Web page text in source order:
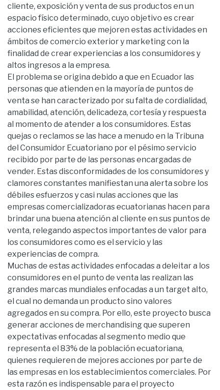
cliente, exposición y venta de sus productos en un
espacio físico determinado, cuyo objetivo es crear
acciones eficientes que mejoren estas actividades en
ámbitos de comercio exterior y marketing con la
finalidad de crear experiencias a los consumidores y
altos ingresos a la empresa.
El problema se origina debido a que en Ecuador las
personas que atienden en la mayoría de puntos de
venta se han caracterizado por su falta de cordialidad,
amabilidad, atención, delicadeza, cortesía y respuesta
al momento de atender a los consumidores. Estas
quejas o reclamos se las hace a menudo en la Tribuna
del Consumidor Ecuatoriano por el pésimo servicio
recibido por parte de las personas encargadas de
vender. Estas disconformidades de los consumidores y
clamores constantes manifiestan una alerta sobre los
débiles esfuerzos y casi nulas acciones que las
empresas comercializadoras ecuatorianas hacen para
brindar una buena atención al cliente en sus puntos de
venta, relegando aspectos importantes de valor para
los consumidores como es el servicio y las
experiencias de compra.
Muchas de estas actividades enfocadas a deleitar a los
consumidores en el punto de venta las realizan las
grandes marcas mundiales enfocadas a un target alto,
el cual no demanda un producto sino valores
agregados en su compra. Por ello, este proyecto busca
generar acciones de merchandising que superen
expectativas enfocadas al segmento medio que
representa el 83% de la población ecuatoriana,
quienes requieren de mejores acciones por parte de
las empresas en los establecimientos comerciales. Por
esta razón es indispensable para el proyecto